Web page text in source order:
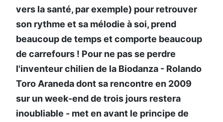
vers la santé, par exemple) pour retrouver
son rythme et sa mélodie à soi, prend
beaucoup de temps et comporte beaucoup
de carrefours ! Pour ne pas se perdre
l'inventeur chilien de la Biodanza - Rolando
Toro Araneda dont sa rencontre en 2009
sur un week-end de trois jours restera
inoubliable - met en avant le principe de